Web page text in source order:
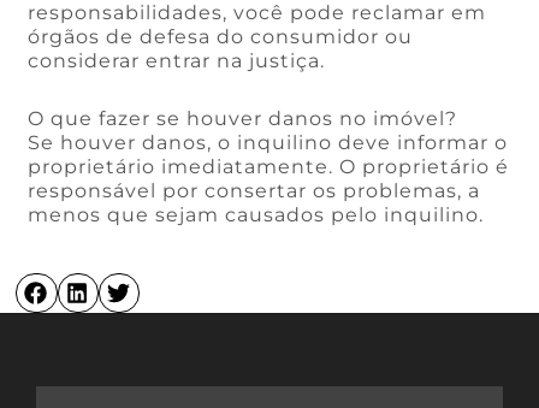
responsabilidades, você pode reclamar em
órgãos de defesa do consumidor ou
considerar entrar na justiça.
O que fazer se houver danos no imóvel?
Se houver danos, o inquilino deve informar o
proprietário imediatamente. O proprietário é
responsável por consertar os problemas, a
menos que sejam causados pelo inquilino.